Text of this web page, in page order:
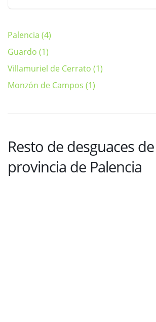
Palencia (4)
Guardo (1)
Villamuriel de Cerrato (1)
Monzón de Campos (1)
Resto de desguaces
provincia de Palencia